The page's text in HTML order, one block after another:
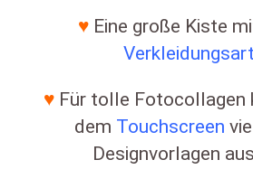
♥ Eine große Kiste
♥ Für tolle Fotocollagen
dem Touchscreen
Designvorlagen